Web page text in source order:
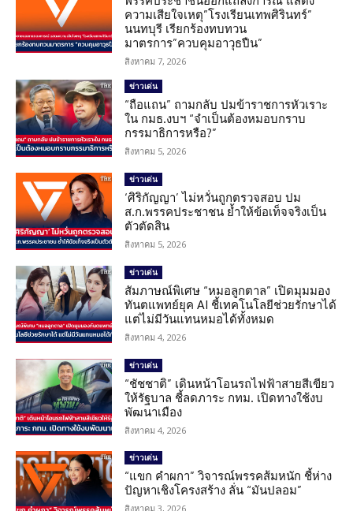
ความเสียใจเหตุ”โรงเรียนเทพศิรินทร์”
นนทบุรี เรียกร้องทบทวน
มาตรการ”ควบคุมอาวุธปืน”
สิงหาคม 7, 2026
ข่าวเด่น
“ถือแถน” ถามกลับ ปมข้าราชการหัวเราะ
ใน กมธ.งบฯ “จำเป็นต้องหมอบกราบ
กรรมาธิการหรือ?”
สิงหาคม 5, 2026
ข่าวเด่น
‘ศิริกัญญา’ ไม่หวั่นถูกตรวจสอบ ปม
ส.ก.พรรคประชาชน ย้ำให้ข้อเท็จจริงเป็น
ตัวตัดสิน
สิงหาคม 5, 2026
ข่าวเด่น
สัมภาษณ์พิเศษ “หมอลูกตาล” เปิดมุมมอง
ทันตแพทย์ยุค AI ชี้เทคโนโลยีช่วยรักษาได้
แต่ไม่มีวันแทนหมอได้ทั้งหมด
สิงหาคม 4, 2026
ข่าวเด่น
“ชัชชาติ” เดินหน้าโอนรถไฟฟ้าสายสีเขียว
ให้รัฐบาล ชี้ลดภาระ กทม. เปิดทางใช้งบ
พัฒนาเมือง
สิงหาคม 4, 2026
ข่าวเด่น
“แขก คำผกา” วิจารณ์พรรคส้มหนัก ชี้ห่าง
ปัญหาเชิงโครงสร้าง ลั่น “มันปลอม”
สิงหาคม 3, 2026